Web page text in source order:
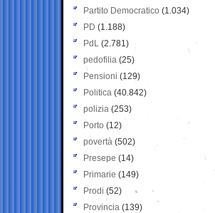
Partito Democratico (1.034)
PD (1.188)
PdL (2.781)
pedofilia (25)
Pensioni (129)
Politica (40.842)
polizia (253)
Porto (12)
povertà (502)
Presepe (14)
Primarie (149)
Prodi (52)
Provincia (139)